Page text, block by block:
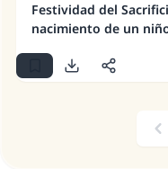
Festividad del
nacimiento de un